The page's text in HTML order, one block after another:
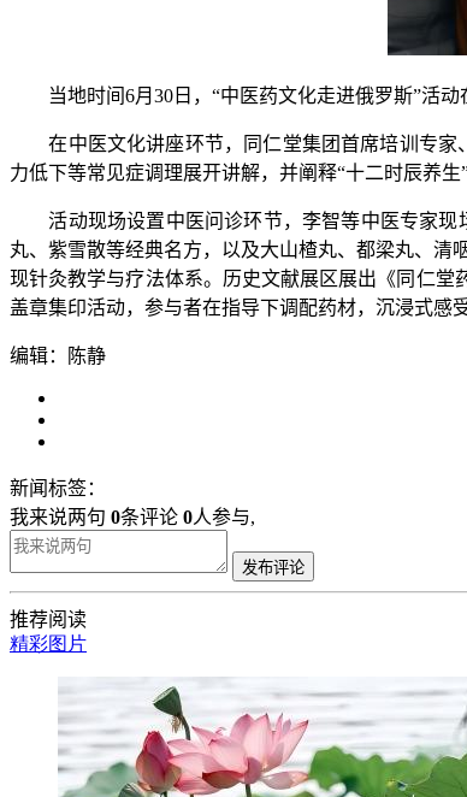
当地时间6月30日，“中医药文化走进俄罗斯”活动
在中医文化讲座环节，同仁堂集团首席培训专家、
力低下等常见症调理展开讲解，并阐释“十二时辰养
活动现场设置中医问诊环节，李智等中医专家现
丸、紫雪散等经典名方，以及大山楂丸、都梁丸、
现针灸教学与疗法体系。历史文献展区展出《同仁堂
盖章集印活动，参与者在指导下调配药材，沉浸式感
编辑：陈静
新闻标签：
我来说两句 0条评论 0人参与,
发布评论
推荐阅读